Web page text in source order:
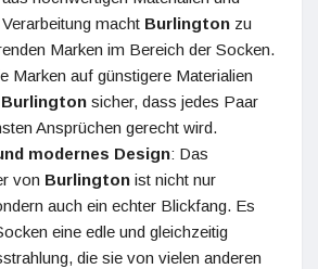
macht Burlington zu
Marken im Bereich der Socken.
Marken auf günstigere Materialien
Burlington sicher, dass jedes Paar
Ansprüchen gerecht wird.
modernes Design: Das
von Burlington ist nicht nur
auch ein echter Blickfang. Es
eine edle und gleichzeitig
die sie von vielen anderen